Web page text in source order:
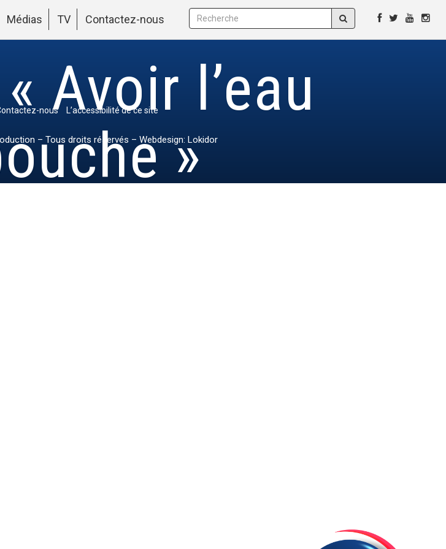
Médias TV Contactez-nous
Avoir l’eau
»
nous L’accessibilité de ce site
– Tous droits réservés – Webdesign: Lokidor